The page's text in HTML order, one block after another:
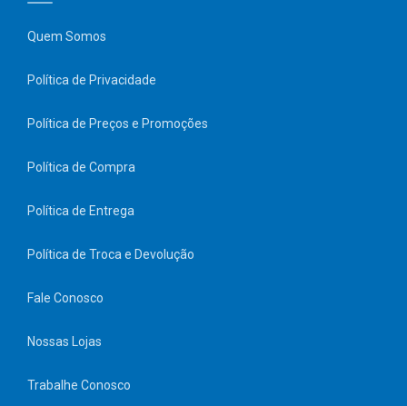
Quem Somos
Política de Privacidade
Política de Preços e Promoções
Política de Compra
Política de Entrega
Política de Troca e Devolução
Fale Conosco
Nossas Lojas
Trabalhe Conosco